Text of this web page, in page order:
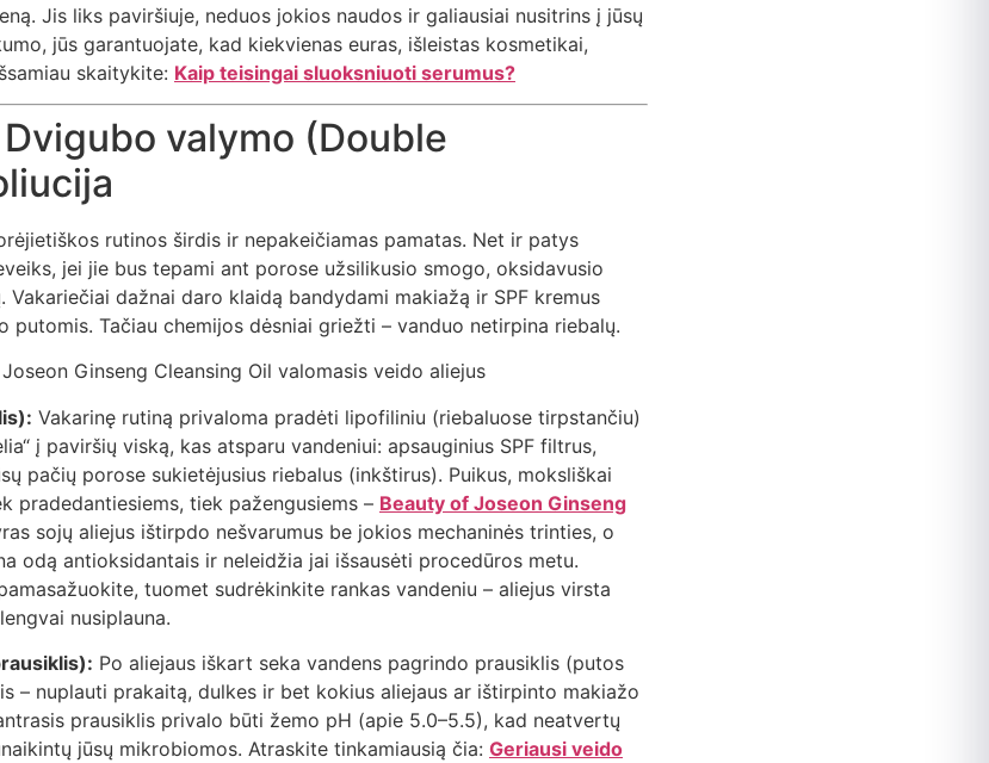
Jis liks paviršiuje, neduos jokios naudos ir galiausiai nusitrins į jūsų
jūs garantuojate, kad kiekvienas euras, išleistas kosmetikai,
skaitykite: Kaip teisingai sluoksniuoti serumus?
valymo (Double
rutinos širdis ir nepakeičiamas pamatas. Net ir patys
jei jie bus tepami ant porose užsilikusio smogo, oksidavusio
Vakariečiai dažnai daro klaidą bandydami makiažą ir SPF kremus
putomis. Tačiau chemijos dėsniai griežti – vanduo netirpina riebalų.
Vakarinę rutiną privaloma pradėti lipofiliniu (riebaluose tirpstančiu)
į paviršių viską, kas atsparu vandeniui: apsauginius SPF filtrus,
pačių porose sukietėjusius riebalus (inkštirus). Puikus, moksliškai
pradedantiesiems, tiek pažengusiems – Beauty of Joseon Ginseng
sojų aliejus ištirpdo nešvarumus be jokios mechaninės trinties, o
odą antioksidantais ir neleidžia jai išsausėti procedūros metu.
tuomet sudrėkinkite rankas vandeniu – aliejus virsta
nusiplauna.
Po aliejaus iškart seka vandens pagrindo prausiklis (putos
– nuplauti prakaitą, dulkes ir bet kokius aliejaus ar ištirpinto makiažo
prausiklis privalo būti žemo pH (apie 5.0–5.5), kad neatvertų
jūsų mikrobiomos. Atraskite tinkamiausią čia: Geriausi veido